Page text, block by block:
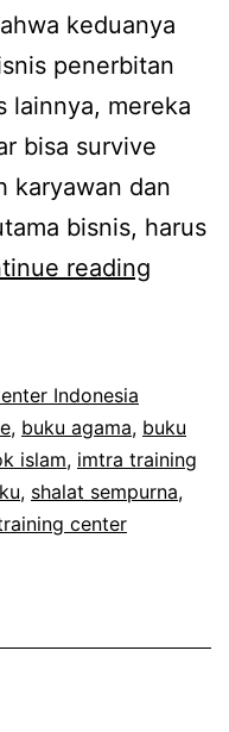
keduanya
penerbitan
lainnya, mereka
bisa survive
karyawan dan
bisnis, harus
reading
Tiga
Indonesia
, buku agama, buku
islam, imtra training
, shalat sempurna,
center